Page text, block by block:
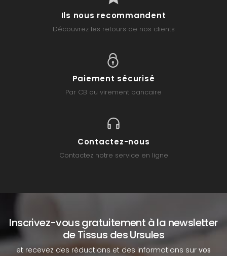
Ils nous recommandent
Découvrez les retours de nos clients
Paiement sécurisé
Par CB ou virement bancaire
Contactez-nous
Contactez notre service en ligne
Inscrivez-vous gratuitement à la newsletter
de Tissus des Ursules
et recevez des réductions et des informations sur vos